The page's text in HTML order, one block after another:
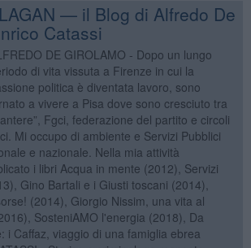
— il Blog di Alfredo De
Catassi
DE GIROLAMO - Dopo un lungo
di vita vissuta a Firenze in cui la
politica è diventata lavoro, sono
a vivere a Pisa dove sono cresciuto tra
Fgci, federazione del partito e circoli
Mi occupo di ambiente e Servizi Pubblici
e nazionale. Nella mia attività
i libri Acqua in mente (2012), Servizi
Gino Bartali e i Giusti toscani (2014),
(2014), Giorgio Nissim, una vita al
SosteniAMO l'energia (2018), Da
i Caffaz, viaggio di una famiglia ebrea